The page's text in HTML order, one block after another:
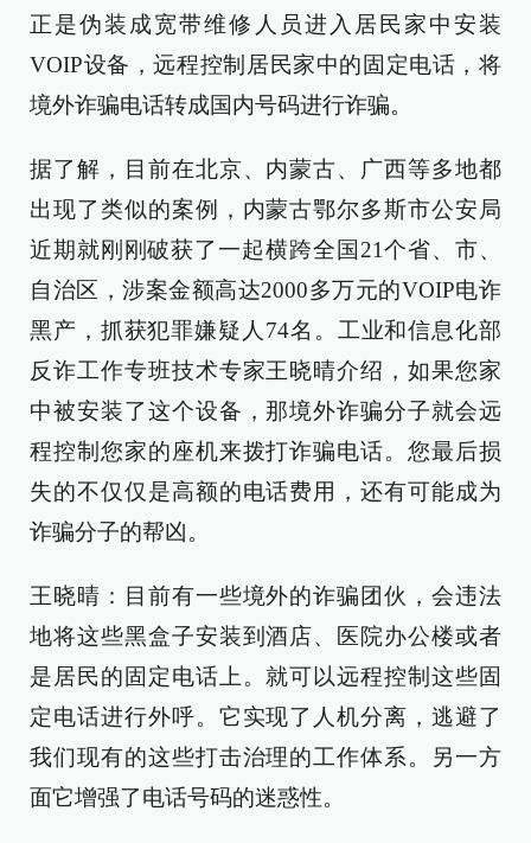
正是伪装成宽带维修人员进入居民家中安装
VOIP设备，远程控制居民家中的固定电话，将
境外诈骗电话转成国内号码进行诈骗。
据了解，目前在北京、内蒙古、广西等多地都
出现了类似的案例，内蒙古鄂尔多斯市公安局
近期就刚刚破获了一起横跨全国21个省、市、
自治区，涉案金额高达2000多万元的VOIP电诈
黑产，抓获犯罪嫌疑人74名。工业和信息化部
反诈工作专班技术专家王晓晴介绍，如果您家
中被安装了这个设备，那境外诈骗分子就会远
程控制您家的座机来拨打诈骗电话。您最后损
失的不仅仅是高额的电话费用，还有可能成为
诈骗分子的帮凶。
王晓晴：目前有一些境外的诈骗团伙，会违法
地将这些黑盒子安装到酒店、医院办公楼或者
是居民的固定电话上。就可以远程控制这些固
定电话进行外呼。它实现了人机分离，逃避了
我们现有的这些打击治理的工作体系。另一方
面它增强了电话号码的迷惑性。